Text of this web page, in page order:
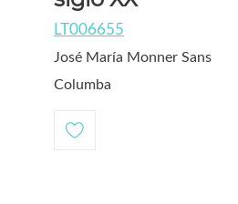
LT006655
José María Monner Sans
Columba